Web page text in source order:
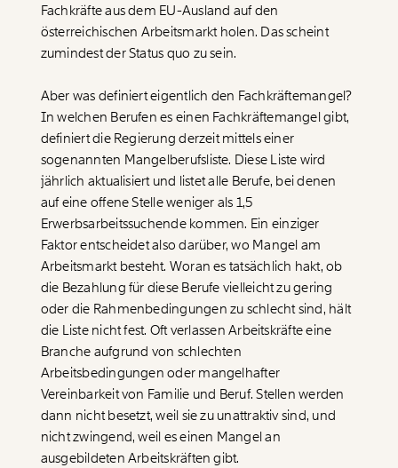
Pflegerechner
Parlagram
Jahresberichte
Pressebereich
Fachkräfte aus dem EU-Ausland auf den
österreichischen Arbeitsmarkt holen. Das scheint
zumindest der Status quo zu sein.
Aber was definiert eigentlich den Fachkräftemangel?
In welchen Berufen es einen Fachkräftemangel gibt,
definiert die Regierung derzeit mittels einer
sogenannten Mangelberufsliste. Diese Liste wird
jährlich aktualisiert und listet alle Berufe, bei denen
auf eine offene Stelle weniger als 1,5
Erwerbsarbeitssuchende kommen. Ein einziger
Faktor entscheidet also darüber, wo Mangel am
Arbeitsmarkt besteht. Woran es tatsächlich hakt, ob
die Bezahlung für diese Berufe vielleicht zu gering
oder die Rahmenbedingungen zu schlecht sind, hält
die Liste nicht fest. Oft verlassen Arbeitskräfte eine
Branche aufgrund von schlechten
Arbeitsbedingungen oder mangelhafter
Vereinbarkeit von Familie und Beruf. Stellen werden
dann nicht besetzt, weil sie zu unattraktiv sind, und
nicht zwingend, weil es einen Mangel an
ausgebildeten Arbeitskräften gibt.